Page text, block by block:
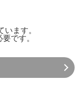
ます。
要です。